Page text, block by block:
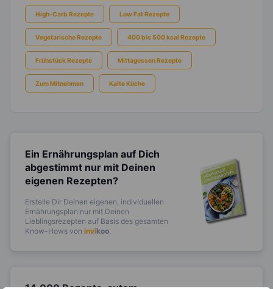
High-Carb Rezepte Low Fat Rezepte
Vegetarische Rezepte 400 bis 500 kcal Rezepte
Frühstück Rezepte Mittagessen Rezepte
Zum Mitnehmen Kalte Küche
Ein Ernährungsplan auf Dich
abgestimmt nur mit Deinen
eigenen Rezepten?
Erstelle Dir Deinen eigenen, individuellen
Ernährungsplan nur mit Deinen
Lieblingsrezepten auf Basis des gesamten
Know-Hows von invikoo